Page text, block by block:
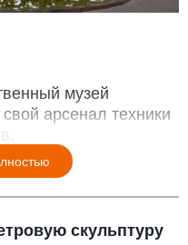
музей
арсенал техники
скульптуру